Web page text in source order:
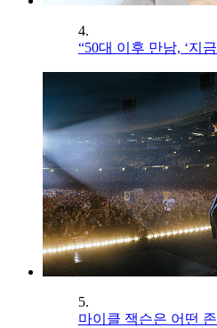
4.
“50대 이후 만남, ‘지
5.
마이클 잭슨은 어떤